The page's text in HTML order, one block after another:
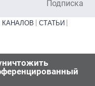
Подписка
КАНАЛОВ
СТАТЬИ